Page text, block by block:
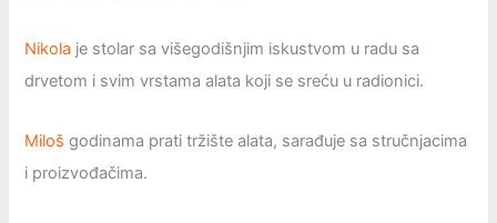
Nikola je stolar sa višegodišnjim iskustvom u radu sa
drvetom i svim vrstama alata koji se sreću u radionici.
Miloš godinama prati tržište alata, sarađuje sa stručnjacima
i proizvođačima.